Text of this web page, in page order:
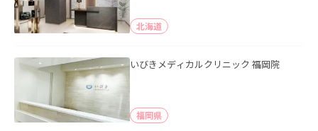
北海道
いびきメディカルクリニック 福岡院
福岡県